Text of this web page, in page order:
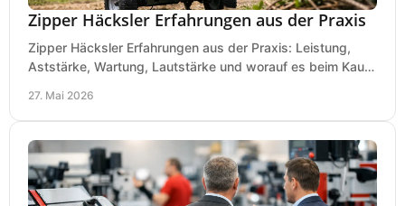
Zipper Häcksler Erfahrungen aus der Praxis
Zipper Häcksler Erfahrungen aus der Praxis: Leistung,
Aststärke, Wartung, Lautstärke und worauf es beim Kauf
27. Mai 2026